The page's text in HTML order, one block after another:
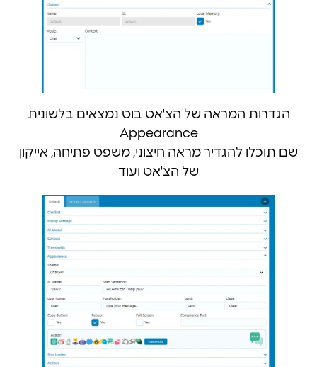
הגדרות המראה של הצ'אט בוט נמצאים בלשונית
Appearance
שם תוכלו להגדיר מראה חיצוני, משפט פתיחה, אייקון
של הצ'אט ועוד